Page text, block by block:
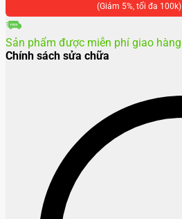
,
Lite
số
(Giảm 5%, tối đa 100k)
Sản phẩm được miễn phí giao hàng
Chính sách sửa chữa